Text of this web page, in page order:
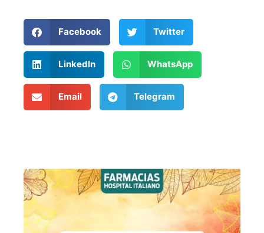
Facebook Twitter
LinkedIn WhatsApp
Email Telegram